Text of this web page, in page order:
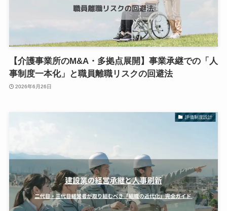
【介護事業所のM&A・多拠点展開】事業承継での「人
事制度一本化」と職員離職リスクの回避法
2026年6月26日
評価制度設計